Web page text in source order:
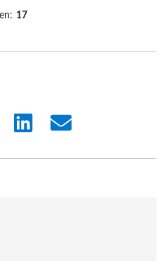
17
Share
Share